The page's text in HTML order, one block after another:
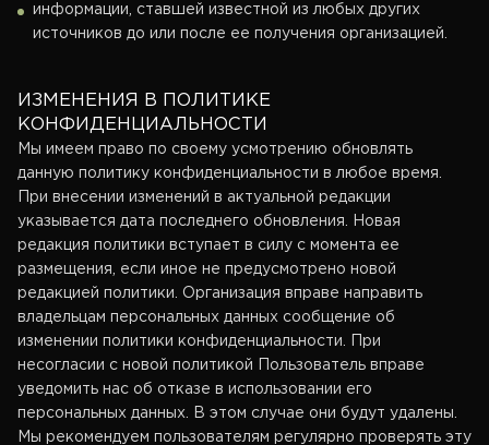
информации, ставшей известной из любых других
источников до или после ее получения организацией.
ИЗМЕНЕНИЯ В ПОЛИТИКЕ
КОНФИДЕНЦИАЛЬНОСТИ
Мы имеем право по своему усмотрению обновлять
данную политику конфиденциальности в любое время.
При внесении изменений в актуальной редакции
указывается дата последнего обновления. Новая
редакция политики вступает в силу с момента ее
размещения, если иное не предусмотрено новой
редакцией политики. Организация вправе направить
владельцам персональных данных сообщение об
изменении политики конфиденциальности. При
несогласии с новой политикой Пользователь вправе
уведомить нас об отказе в использовании его
персональных данных. В этом случае они будут удалены.
Мы рекомендуем пользователям регулярно проверять эту